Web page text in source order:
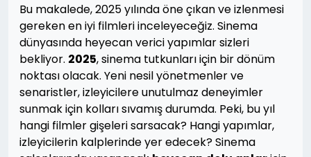
Bu makalede, 2025 yılında öne çıkan ve izlenmesi
gereken en iyi filmleri inceleyeceğiz. Sinema
dünyasında heyecan verici yapımlar sizleri
bekliyor. 2025, sinema tutkunları için bir dönüm
noktası olacak. Yeni nesil yönetmenler ve
senaristler, izleyicilere unutulmaz deneyimler
sunmak için kolları sıvamış durumda. Peki, bu yıl
hangi filmler gişeleri sarsacak? Hangi yapımlar,
izleyicilerin kalplerinde yer edecek? Sinema